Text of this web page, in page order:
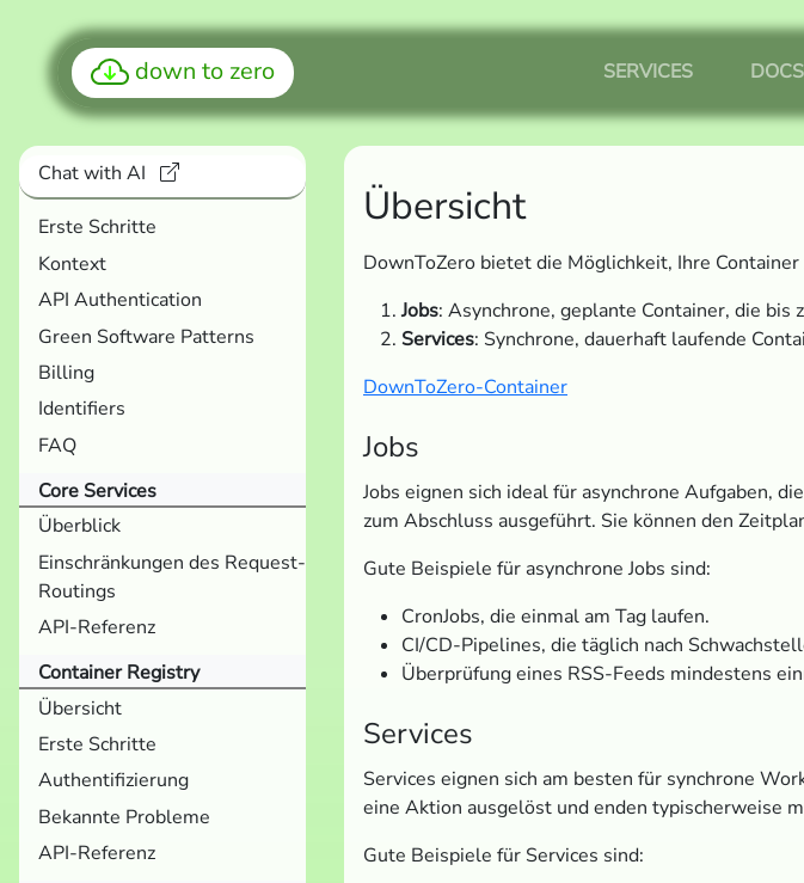
down to zero SERVICES DOCS
Chat with AI
Erste Schritte
Kontext
API Authentication
Green Software Patterns
Billing
Identifiers
FAQ
Core Services
Überblick
Einschränkungen des Request-
Routings
API-Referenz
Container Registry
Übersicht
Erste Schritte
Authentifizierung
Bekannte Probleme
API-Referenz
Übersicht
DownToZero bietet die Möglichkeit, Ihre
Jobs: Asynchrone, geplante Container, die
Services: Synchrone, dauerhaft laufende
DownToZero-Container
Jobs
Jobs eignen sich ideal für asynchrone Aufgaben,
zum Abschluss ausgeführt. Sie können den
Gute Beispiele für asynchrone Jobs sind:
CronJobs, die einmal am Tag laufen.
CI/CD-Pipelines, die täglich nach
Überprüfung eines RSS-Feeds mindestens
Services
Services eignen sich am besten für synchrone
eine Aktion ausgelöst und enden typischerweise
Gute Beispiele für Services sind: